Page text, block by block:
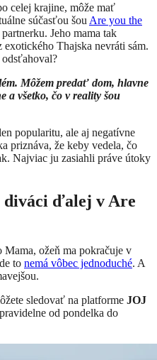
celej krajine, môže mať
súčasťou šou Are you the
Jeho mama tak
exotického Thajska nevráti sám.
Môžem predať dom, hlavne
a všetko, čo v reality šou
popularitu, ale aj negatívne
priznáva, že keby vedela, čo
Najviac ju zasiahli práve útoky
ďalej v Are
Mama, ožeň ma pokračuje v
to nemá vôbec jednoduché. A
sledovať na platforme JOJ
od pondelka do